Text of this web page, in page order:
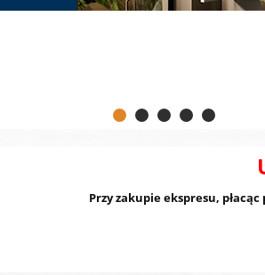
Przy zakupie ekspresu,